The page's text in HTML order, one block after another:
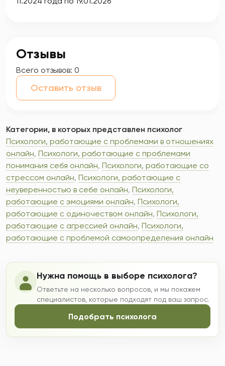
Отзывы
Всего отзывов: 0
Оставить отзыв
Категории, в которых представлен психолог
Психологи, работающие с проблемами в отношениях
онлайн, Психологи, работающие с проблемами
понимания себя онлайн, Психологи, работающие со
стрессом онлайн, Психологи, работающие с
неуверенностью в себе онлайн, Психологи,
работающие с эмоциями онлайн, Психологи,
работающие с одиночеством онлайн, Психологи,
работающие с агрессией онлайн, Психологи,
работающие с проблемой самоопределения онлайн
Нужна помощь в выборе психолога?
Ответьте на несколько вопросов, и мы покажем
специалистов, которые подходят под ваш запрос.
Подобрать психолога